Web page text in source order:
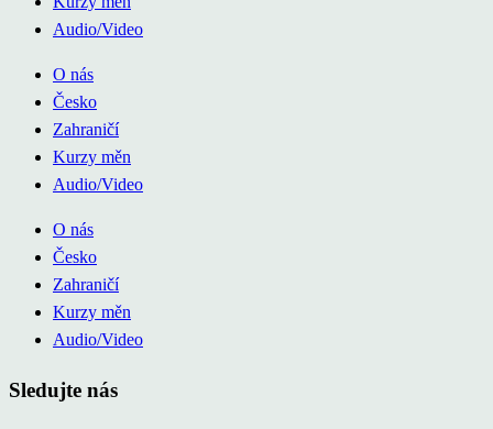
Audio/Video
O nás
Česko
Zahraničí
Kurzy měn
Audio/Video
O nás
Česko
Zahraničí
Kurzy měn
Audio/Video
Sledujte nás